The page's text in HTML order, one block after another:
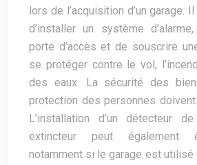
lors de l’acquisition d’un garage.
d’installer un système
porte d’accès et de souscrire
se protéger contre le vol,
des eaux. La sécurité des
protection des personnes
L’installation d’un détecteur
extincteur peut également
notamment si le garage est utilisé